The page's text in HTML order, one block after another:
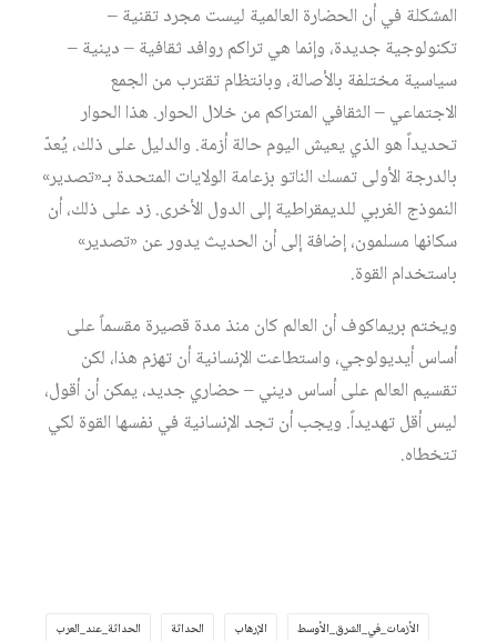
المشكلة في أن الحضارة العالمية ليست مجرد تقنية –
تكنولوجية جديدة، وإنما هي تراكم روافد ثقافية – دينية –
سياسية مختلفة بالأصالة، وبانتظام تقترب من الجمع
الاجتماعي – الثقافي المتراكم من خلال الحوار. هذا الحوار
تحديداً هو الذي يعيش اليوم حالة أزمة. والدليل على ذلك، يُعدّ
بالدرجة الأولى تمسك الناتو بزعامة الولايات المتحدة بـ«تصدير»
النموذج الغربي للديمقراطية إلى الدول الأخرى. زد على ذلك، أن
سكانها مسلمون، إضافة إلى أن الحديث يدور عن «تصدير»
باستخدام القوة.
ويختم بريماكوف أن العالم كان منذ مدة قصيرة مقسماً على
أساس أيديولوجي، واستطاعت الإنسانية أن تهزم هذا، لكن
تقسيم العالم على أساس ديني – حضاري جديد، يمكن أن أقول،
ليس أقل تهديداً. ويجب أن تجد الإنسانية في نفسها القوة لكي
تتخطاه.
الأزمات_في_الشرق_الأوسط الإرهاب الحداثة الحداثة_عند_العرب